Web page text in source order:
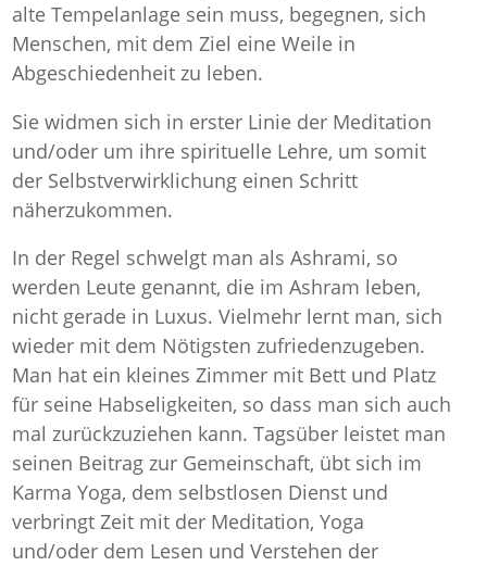
alte Tempelanlage sein muss, begegnen, sich
Menschen, mit dem Ziel eine Weile in
Abgeschiedenheit zu leben.
Sie widmen sich in erster Linie der Meditation
und/oder um ihre spirituelle Lehre, um somit
der Selbstverwirklichung einen Schritt
näherzukommen.
In der Regel schwelgt man als Ashrami, so
werden Leute genannt, die im Ashram leben,
nicht gerade in Luxus. Vielmehr lernt man, sich
wieder mit dem Nötigsten zufriedenzugeben.
Man hat ein kleines Zimmer mit Bett und Platz
für seine Habseligkeiten, so dass man sich auch
mal zurückzuziehen kann. Tagsüber leistet man
seinen Beitrag zur Gemeinschaft, übt sich im
Karma Yoga, dem selbstlosen Dienst und
verbringt Zeit mit der Meditation, Yoga
und/oder dem Lesen und Verstehen der